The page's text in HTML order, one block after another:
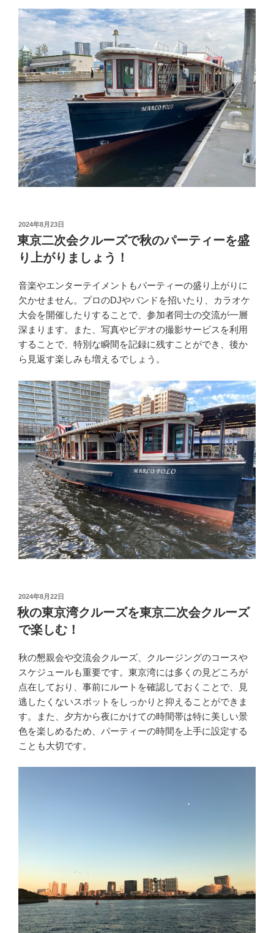
投
稿
日:
2024年8月23日
東京二次会クルーズで秋のパーティーを盛
り上がりましょう！
音楽やエンターテイメントもパーティーの盛り上がりに
欠かせません。プロのDJやバンドを招いたり、カラオケ
大会を開催したりすることで、参加者同士の交流が一層
深まります。また、写真やビデオの撮影サービスを利用
することで、特別な瞬間を記録に残すことができ、後か
ら見返す楽しみも増えるでしょう。
投
稿
日:
2024年8月22日
秋の東京湾クルーズを東京二次会クルーズ
で楽しむ！
秋の懇親会や交流会クルーズ、クルージングのコースや
スケジュールも重要です。東京湾には多くの見どころが
点在しており、事前にルートを確認しておくことで、見
逃したくないスポットをしっかりと抑えることができま
す。また、夕方から夜にかけての時間帯は特に美しい景
色を楽しめるため、パーティーの時間を上手に設定する
ことも大切です。